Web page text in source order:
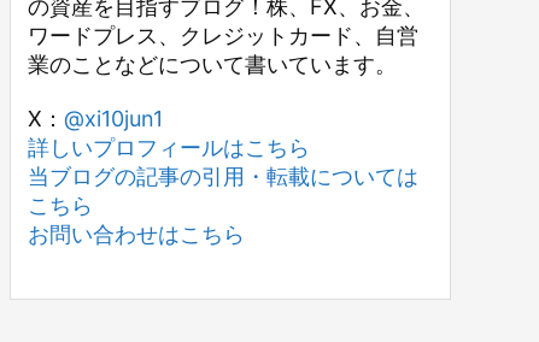
の資産を目指すブログ！株、FX、お金、
ワードプレス、クレジットカード、自営
業のことなどについて書いています。
X： @xi10jun1
詳しいプロフィールはこちら
当ブログの記事の引用・転載については
こちら
お問い合わせはこちら